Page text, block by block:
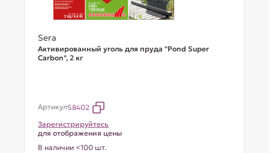
Sera
Активированный уголь для пруда "Pond Super
Carbon", 2 кг
АртикулS8402
Зарегистрируйтесь
для отображения цены
В наличии <100 шт.